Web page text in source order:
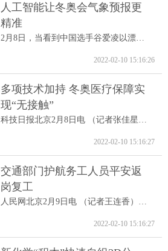
人工智能让冬奥会气象预报更
精准
2022-02-10 15:16:26
多项技术加持 冬奥医疗保障实
现“无接触”
2022-02-10 15:16:27
交通部门护航务工人员平安返
岗复工
2022-02-10 15:16:27